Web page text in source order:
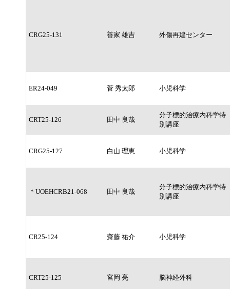
CRG25-131 善家 雄吉 外傷再建センター
ER24-049 菅 秀太郎 小児科学
CRT25-126 田中 良哉
分子標的治療内科学特
別講座
CRG25-127 白山 理恵 小児科学
＊UOEHCRB21-068 田中 良哉
分子標的治療内科学特
別講座
CR25-124 齋藤 祐介 小児科学
CRT25-125 宮岡 亮 脳神経外科